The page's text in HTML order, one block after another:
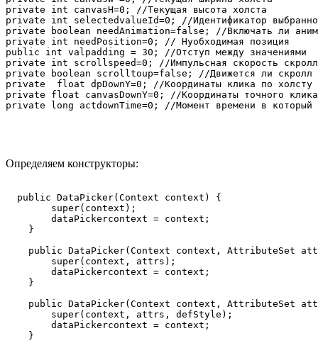
private int canvasH=0; //Текущая высота холста
private int selectedvalueId=0; //Идентификатор
private boolean needAnimation=false; //Включать ли
private int needPosition=0; // Нуобходимая позиция
public int valpadding = 30; //Отступ между значениями
private int scrollspeed=0; //Импульсная скорость
private boolean scrolltoup=false; //Движется ли скролл
private  float dpDownY=0; //Координаты клика по холсту
private float canvasDownY=0; //Координаты точного
Определяем конструкторы:
  public DataPicker(Context context) {
        super(context);
        dataPickercontext = context;
    }
public DataPicker(Context context, AttributeSet
        super(context, attrs);
        dataPickercontext = context;
    }
public DataPicker(Context context, AttributeSet
        super(context, attrs, defStyle);
        dataPickercontext = context;